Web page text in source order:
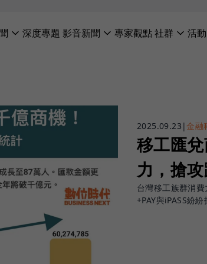
深度專題 影音新聞 專家觀點社群 活動
2025.09.23 |金融
移工匯
力，搶
台灣移工族群消
+PAY與iPASS紛